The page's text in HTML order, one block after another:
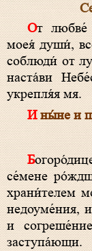
От любве́ душе́вныя вопию́ ти, храни́телю
моея́ души́,
соблюди́ от
наста́ви
укрепля́я мя.
И ны́не и
Бо­го­ро́­ди­це безневе́стная Пре­чи́с­тая, Я́же без
се́мене
храни́телем
недоуме́ния,
и
заступа́ющи.